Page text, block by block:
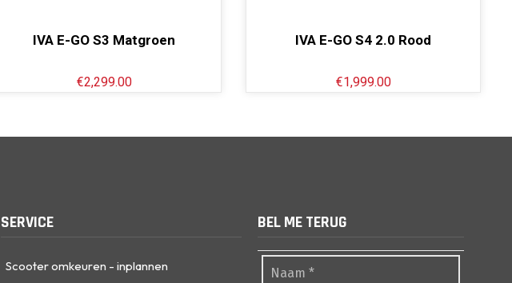
IVA E-GO S3 Matgroen
€2,299.00
IVA E-GO S4 2.0 Rood
€1,999.00
SERVICE
Scooter omkeuren - inplannen
BEL ME TERUG